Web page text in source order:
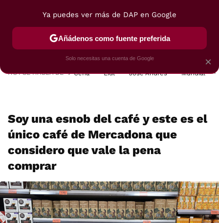
POSTRES VIAJES SELECCIÓN VEGUI
HOY SE HABLA DE Cena Lidl José Andrés Mundial
Soy una esnob del café y este es el
único café de Mercadona que
considero que vale la pena
comprar
×
Ya puedes ver más de DAP en Google
Añádenos como fuente preferida
Solo necesitas una cuenta de Google